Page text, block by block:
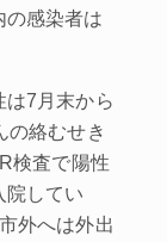
の感染者は
7月末から
の絡むせき
検査で陽性
院してい
外へは外出